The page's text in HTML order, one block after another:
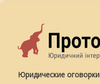
Юридические оговорки